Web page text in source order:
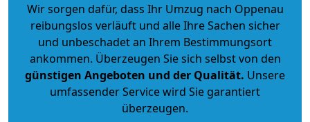
Wir sorgen dafür, dass Ihr Umzug nach Oppenau
reibungslos verläuft und alle Ihre Sachen sicher
und unbeschadet an Ihrem Bestimmungsort
ankommen. Überzeugen Sie sich selbst von den
günstigen Angeboten und der Qualität. Unsere
umfassender Service wird Sie garantiert
überzeugen.